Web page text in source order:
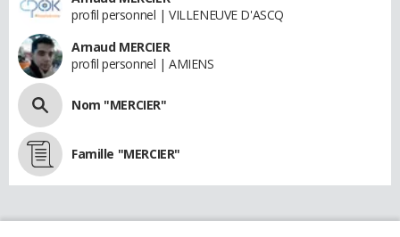
profil personnel | VILLENEUVE D'ASCQ
Arnaud MERCIER
profil personnel | AMIENS
Nom "MERCIER"
Famille "MERCIER"